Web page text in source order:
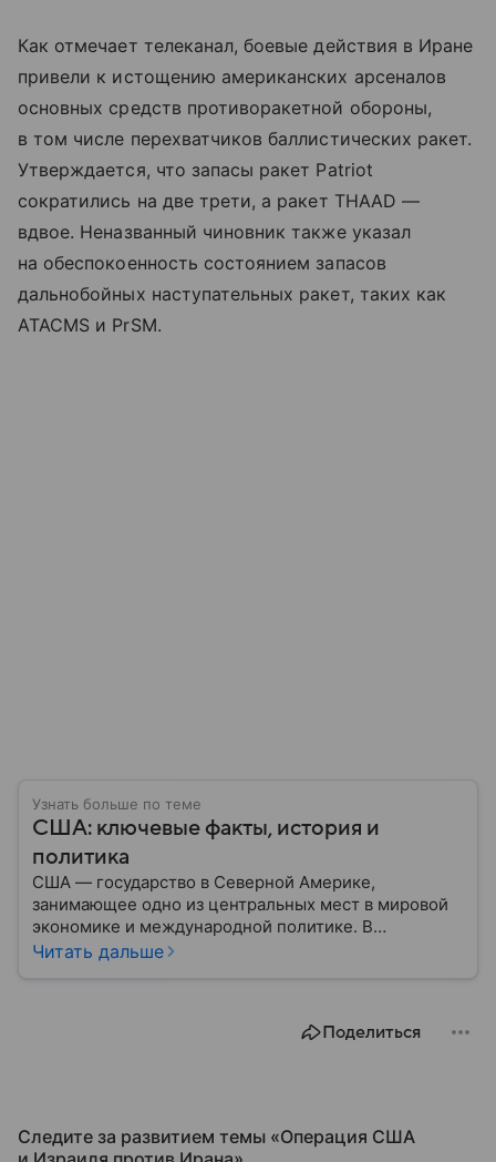
Как отмечает телеканал, боевые действия в Иране
привели к истощению американских арсеналов
основных средств противоракетной обороны,
в том числе перехватчиков баллистических ракет.
Утверждается, что запасы ракет Patriot
сократились на две трети, а ракет THAAD —
вдвое. Неназванный чиновник также указал
на обеспокоенность состоянием запасов
дальнобойных наступательных ракет, таких как
ATACMS и PrSM.
Узнать больше по теме
США: ключевые факты, история и
политика
США — государство в Северной Америке,
занимающее одно из центральных мест в мировой
экономике и международной политике. В
материале — основные сведения об этой стране.
Читать дальше
Поделиться
Следите за развитием темы «Операция США